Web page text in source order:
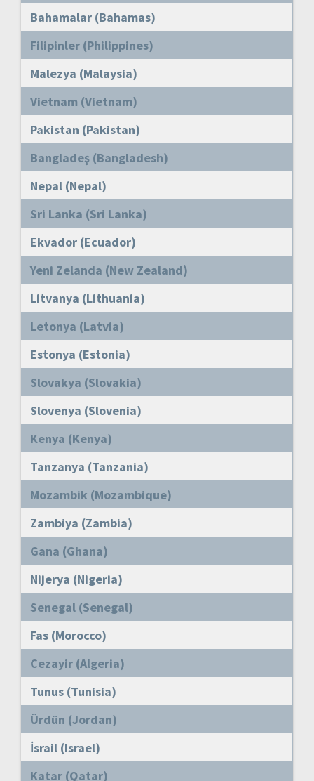
Bahamalar (Bahamas)
Filipinler (Philippines)
Malezya (Malaysia)
Vietnam (Vietnam)
Pakistan (Pakistan)
Bangladeş (Bangladesh)
Nepal (Nepal)
Sri Lanka (Sri Lanka)
Ekvador (Ecuador)
Yeni Zelanda (New Zealand)
Litvanya (Lithuania)
Letonya (Latvia)
Estonya (Estonia)
Slovakya (Slovakia)
Slovenya (Slovenia)
Kenya (Kenya)
Tanzanya (Tanzania)
Mozambik (Mozambique)
Zambiya (Zambia)
Gana (Ghana)
Nijerya (Nigeria)
Senegal (Senegal)
Fas (Morocco)
Cezayir (Algeria)
Tunus (Tunisia)
Ürdün (Jordan)
İsrail (Israel)
Katar (Qatar)